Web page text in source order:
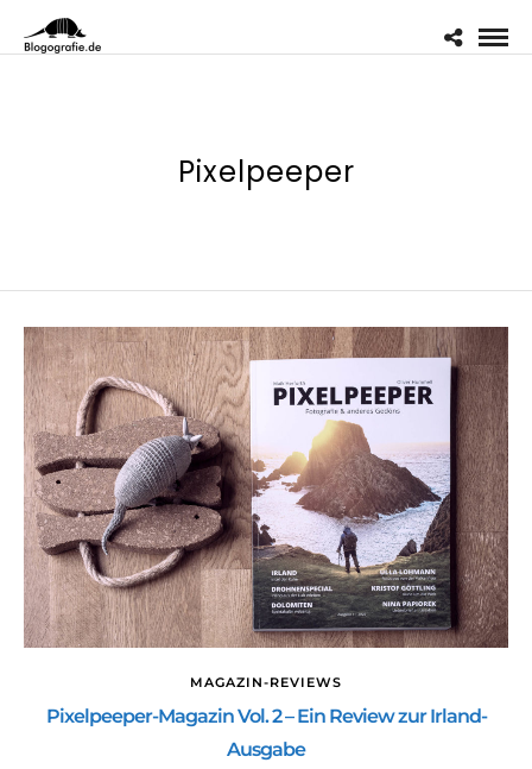
Pixelpeeper
MAGAZIN-REVIEWS
Pixelpeeper-Magazin Vol. 2 – Ein Review zur Irland-
Ausgabe